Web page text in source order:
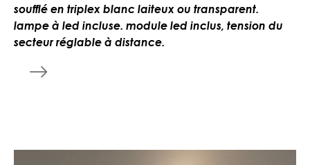
soufflé en triplex blanc laiteux ou transparent.
lampe à led incluse. module led inclus, tension du
secteur réglable à distance.